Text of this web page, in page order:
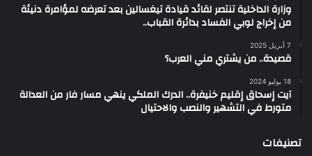
وزارة الداخلية تنتصر لقائد قيادة تيغسالين بعد تعرضه لمؤامرة دنيئة
من إخراج لوبي الفساد بدائرة القباب..
7 أبريل 2025
قصيدة.. من يشتري مني العرب؟
18 يوليو 2024
آيت إسحاق إقليم خنيفرة.. الدرك الملكي ينهي مسار فار من العدالة
متورط في التشهير والنصب والاحتيال
تصنيفات